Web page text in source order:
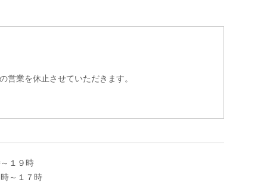
営業を休止させていただきます。
１９時
～１７時